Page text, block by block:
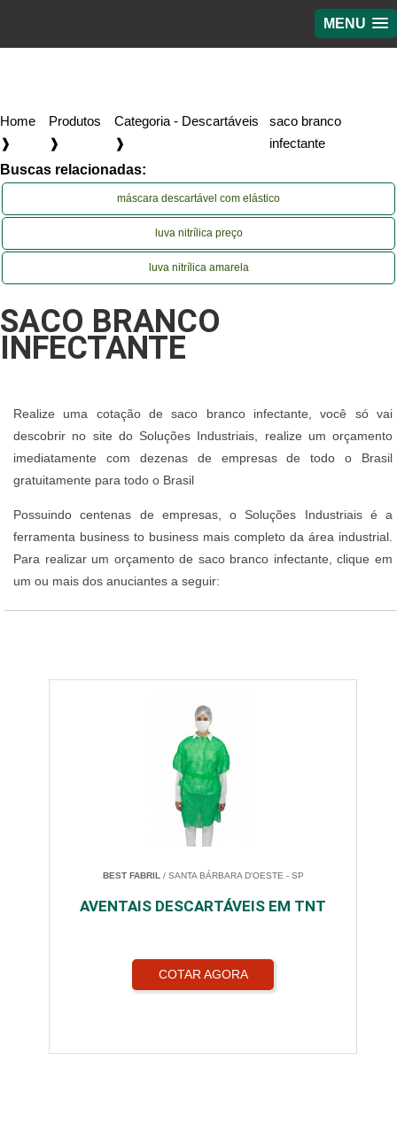
MENU
Home
❱
Produtos
❱
Categoria - Descartáveis
❱
saco branco
infectante
Buscas relacionadas:
máscara descartável com elástico
luva nitrílica preço
luva nitrílica amarela
SACO BRANCO
INFECTANTE
Realize uma cotação de saco branco infectante, você só vai
descobrir no site do Soluções Industriais, realize um orçamento
imediatamente com dezenas de empresas de todo o Brasil
gratuitamente para todo o Brasil
Possuindo centenas de empresas, o Soluções Industriais é a
ferramenta business to business mais completo da área industrial.
Para realizar um orçamento de saco branco infectante, clique em
um ou mais dos anuciantes a seguir:
BEST FABRIL / SANTA BÁRBARA D'OESTE - SP
AVENTAIS DESCARTÁVEIS EM TNT
COTAR AGORA